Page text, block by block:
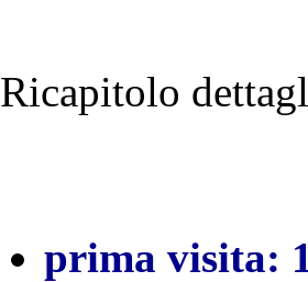
Ricapitolo
prima visita: